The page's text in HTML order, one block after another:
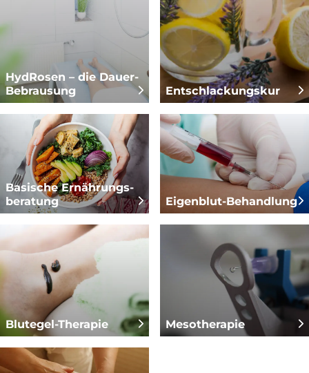
HydRosen – die Dauer-
Bebrausung
Entschlackungs­kur
Basische Ernährungs­
beratung
Eigenblut-Behandlung
Blutegel-Therapie Mesotherapie